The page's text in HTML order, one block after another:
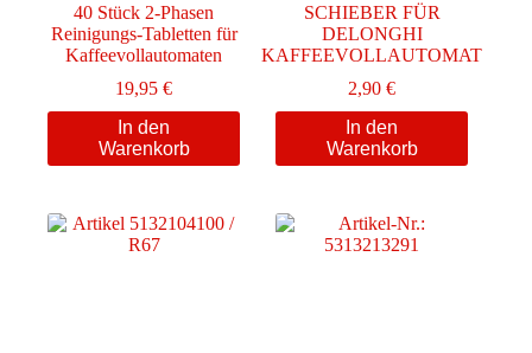
40 Stück 2-Phasen
Reinigungs-Tabletten für
Kaffeevollautomaten
19,95€
In den
Warenkorb
SCHIEBER FÜR
DELONGHI
KAFFEEVOLLAUTOMAT
2,90€
In den
Warenkorb